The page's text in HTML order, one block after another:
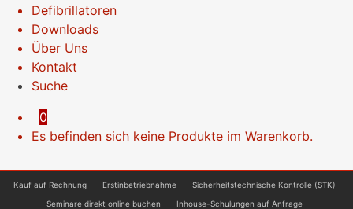
Defibrillatoren
Downloads
Über Uns
Kontakt
Suche
0
Es befinden sich keine Produkte im Warenkorb.
Kauf auf Rechnung Erstinbetriebnahme
Sicherheitstechnische Kontrolle (STK)
Seminare direkt online buchen
Inhouse-Schulungen auf Anfrage